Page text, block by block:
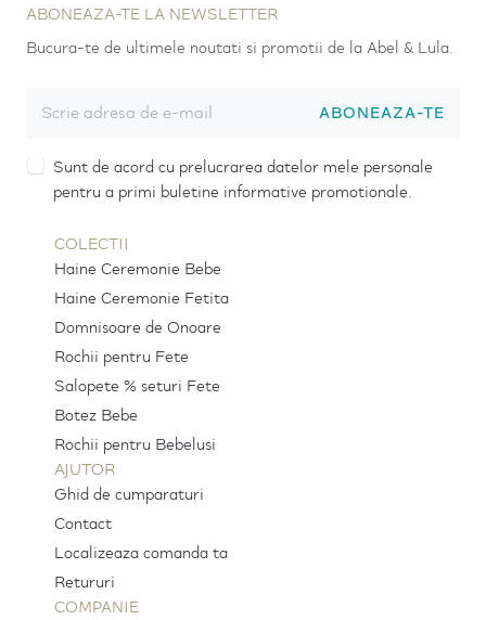
ABONEAZA-TE LA NEWSLETTER
Bucura-te de ultimele noutati si promotii de la Abel & Lula.
ABONEAZA-TE
Sunt de acord cu prelucrarea datelor mele personale
pentru a primi buletine informative promotionale.
COLECTII
Haine Ceremonie Bebe
Haine Ceremonie Fetita
Domnisoare de Onoare
Rochii pentru Fete
Salopete % seturi Fete
Botez Bebe
Rochii pentru Bebelusi
AJUTOR
Ghid de cumparaturi
Contact
Localizeaza comanda ta
Retururi
COMPANIE